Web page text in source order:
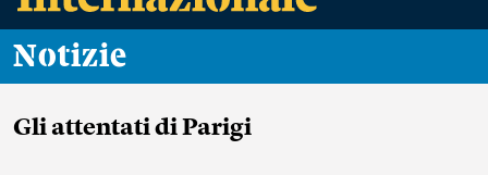
Notizie
Gli attentati di Parigi